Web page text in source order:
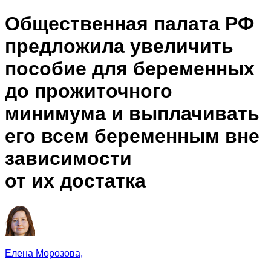
Общественная палата РФ
предложила увеличить
пособие для беременных
до прожиточного
минимума и выплачивать
его всем беременным вне
зависимости
от их достатка
Елена Морозова,